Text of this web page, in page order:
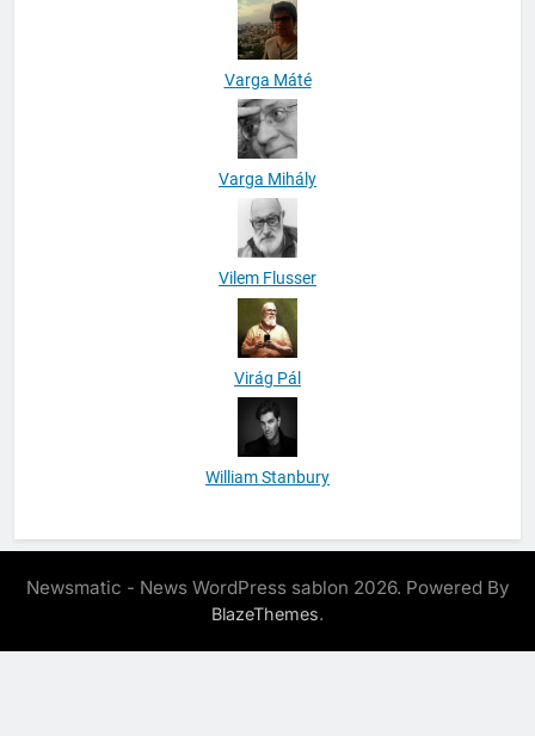
Varga Máté
Varga Mihály
Vilem Flusser
Virág Pál
William Stanbury
Newsmatic - News WordPress sablon 2026. Powered By
BlazeThemes.